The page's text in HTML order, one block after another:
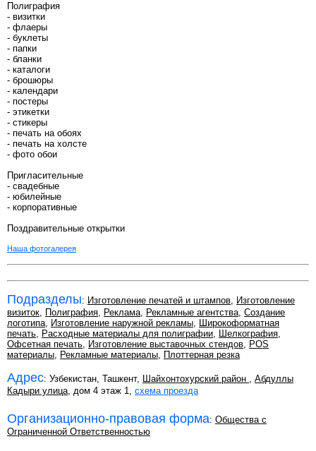
Полиграфия
- визитки
- флаеры
- буклеты
- папки
- бланки
- каталоги
- брошюры
- календари
- постеры
- этикетки
- стикеры
- печать на обоях
- печать на холсте
- фото обои
Пригласительные
- свадебные
- юбилейные
- корпоративные
Поздравительные открытки
Наша фотогалерея
Подразделы: Изготовление печатей и штампов, Изготовление
визиток, Полиграфия, Реклама, Рекламные агентства, Создание
логотипа, Изготовление наружной рекламы, Широкоформатная
печать, Расходные материалы для полиграфии, Шелкография,
Офсетная печать, Изготовление выставочных стендов, POS
материалы, Рекламные материалы, Плоттерная резка
Адрес: Узбекистан, Ташкент, Шайхонтохурский район , Абдуллы
Кадыри улица, дом 4 этаж 1, схема проезда
Организационно-правовая форма: Общества с
Ограниченной Ответственностью